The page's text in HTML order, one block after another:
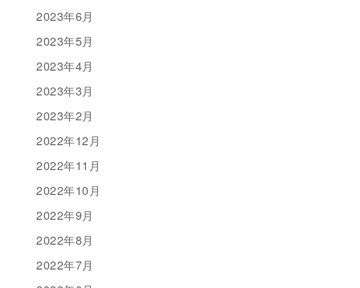
2023年6月
2023年5月
2023年4月
2023年3月
2023年2月
2022年12月
2022年11月
2022年10月
2022年9月
2022年8月
2022年7月